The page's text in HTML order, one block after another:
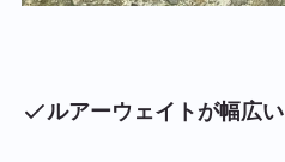
ルアーウェイトが幅広い